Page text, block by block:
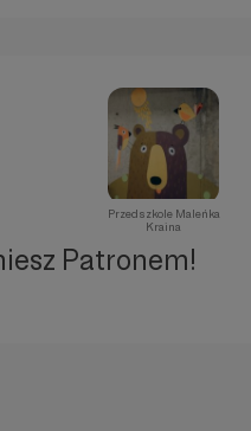
Przedszkole Maleńka
Kraina
Patronem!